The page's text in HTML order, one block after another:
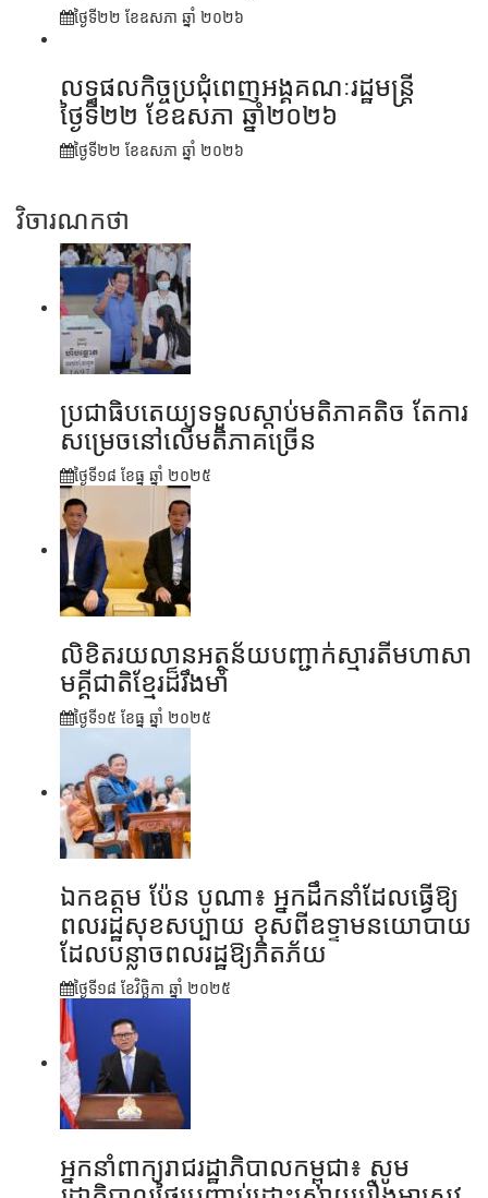
ថ្ងៃទី២២ ខែ​ឧសភា ឆ្នាំ ២០២៦
លទ្ធផលកិច្ចប្រជុំពេញអង្គគណៈរដ្ឋមន្រ្តី
ថ្ងៃទី២២ ខែឧសភា ឆ្នាំ២០២៦
ថ្ងៃទី២២ ខែ​ឧសភា ឆ្នាំ ២០២៦
វិចារណកថា
ប្រជាធិបតេយ្យទទួលស្តាប់មតិភាគតិច តែការ
សម្រេចនៅលើមតិភាគច្រើន
ថ្ងៃទី១៨ ខែ​ធ្នូ ឆ្នាំ ២០២៥
លិខិតរយលានអត្ថន័យបញ្ជាក់ស្មារតីមហាសា
មគ្គីជាតិខ្មែរដ៏រឹងមាំ
ថ្ងៃទី១៥ ខែ​ធ្នូ ឆ្នាំ ២០២៥
ឯកឧត្តម ប៉ែន បូណា៖ អ្នកដឹកនាំដែលធ្វើឱ្យ
ពលរដ្ឋសុខសប្បាយ ខុសពីឧទ្ទាមនយោបាយ
ដែលបន្លាចពលរដ្ឋឱ្យភិតភ័យ
ថ្ងៃទី១៨ ខែ​វិច្ឆិកា ឆ្នាំ ២០២៥
អ្នកនាំពាក្យរាជរដ្ឋាភិបាលកម្ពុជា៖ សូម